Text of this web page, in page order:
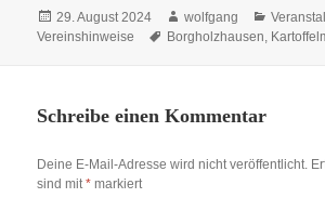
Veröffentlicht
am
29. August 2024 Autor
wolfgang
Vereinshinweise
Schlagwörter
Borgholzhausen,
Schreibe einen Kommentar
Deine E-Mail-Adresse wird nicht veröffentlicht.
sind mit* markiert